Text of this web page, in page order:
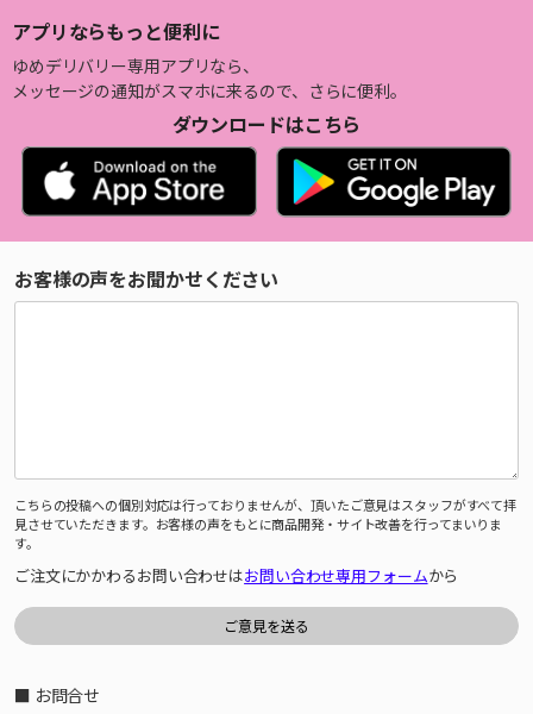
アプリならもっと便利に
ゆめデリバリー専用アプリなら、
メッセージの通知がスマホに来るので、さらに便利。
ダウンロードはこちら
お客様の声をお聞かせください
こちらの投稿への個別対応は行っておりませんが、頂いたご意見はスタッフがすべて拝
見させていただきます。お客様の声をもとに商品開発・サイト改善を行ってまいりま
す。
ご注文にかかわるお問い合わせはお問い合わせ専用フォームから
■ お問合せ